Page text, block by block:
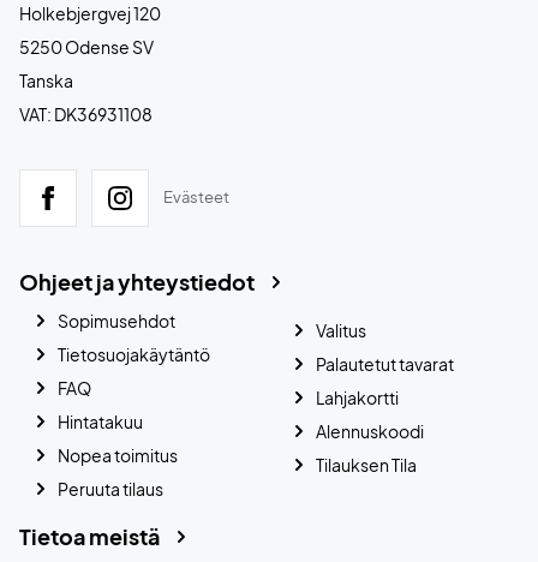
Holkebjergvej 120
5250 Odense SV
Tanska
VAT: DK36931108
Evästeet
Ohjeet ja yhteystiedot
Sopimusehdot
Tietosuojakäytäntö
FAQ
Hintatakuu
Nopea toimitus
Peruuta tilaus
Valitus
Palautetut tavarat
Lahjakortti
Alennuskoodi
Tilauksen Tila
Tietoa meistä